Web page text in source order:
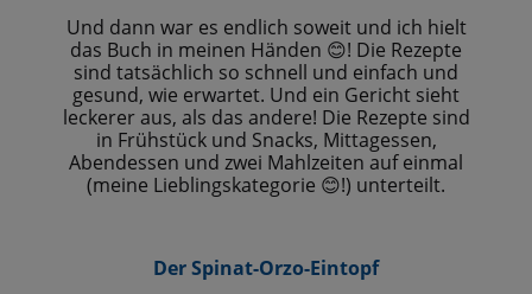
Und dann war es endlich soweit und ich hielt
das Buch in meinen Händen 😊! Die Rezepte
sind tatsächlich so schnell und einfach und
gesund, wie erwartet. Und ein Gericht sieht
leckerer aus, als das andere! Die Rezepte sind
in Frühstück und Snacks, Mittagessen,
Abendessen und zwei Mahlzeiten auf einmal
(meine Lieblingskategorie 😊!) unterteilt.
Der Spinat-Orzo-Eintopf